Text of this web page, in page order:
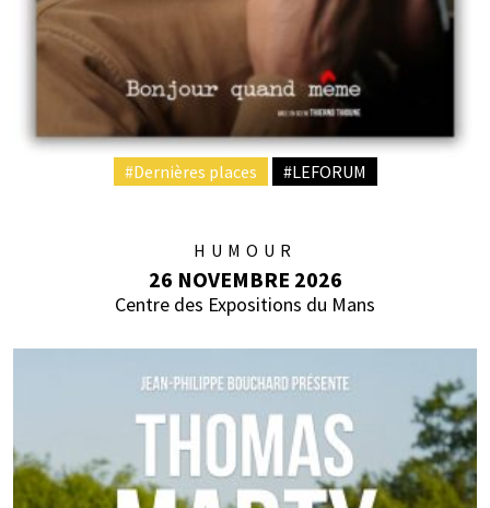
#Dernières places #LEFORUM
HUMOUR
26 NOVEMBRE 2026
Centre des Expositions du Mans